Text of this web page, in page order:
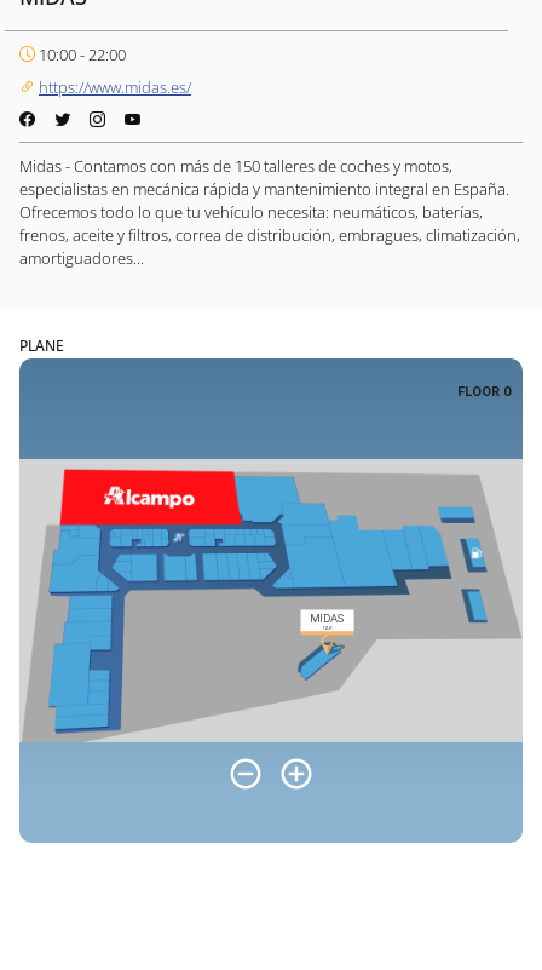
10:00 - 22:00
https://www.midas.es/
Midas - Contamos con más de 150 talleres de coches y motos,
especialistas en mecánica rápida y mantenimiento integral en España.
Ofrecemos todo lo que tu vehículo necesita: neumáticos, baterías,
frenos, aceite y filtros, correa de distribución, embragues, climatización,
amortiguadores...
PLANE